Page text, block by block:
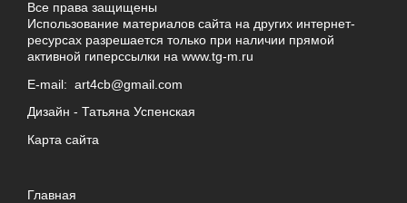
Все права защищены
Использование материалов сайта на других интернет-
ресурсах разрешается только при наличии прямой
активной гиперссылки на www.tg-m.ru
E-mail: art4cb@gmail.com
Дизайн - Татьяна Успенская
Карта сайта
Главная